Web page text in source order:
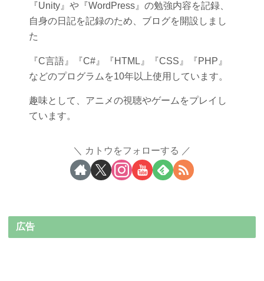
『Unity』や『WordPress』の勉強内容を記録、
自身の日記を記録のため、ブログを開設しまし
た
『C言語』『C#』『HTML』『CSS』『PHP』
などのプログラムを10年以上使用しています。
趣味として、アニメの視聴やゲームをプレイし
ています。
カトウをフォローする
広告